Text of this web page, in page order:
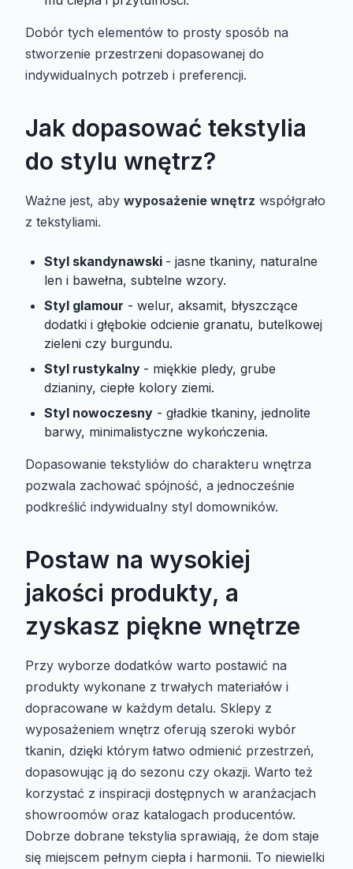
Dobór tych elementów to prosty sposób na
stworzenie przestrzeni dopasowanej do
indywidualnych potrzeb i preferencji.
Jak dopasować tekstylia
do stylu wnętrz?
Ważne jest, aby wyposażenie wnętrz współgrało
z tekstyliami.
Styl skandynawski - jasne tkaniny, naturalne
len i bawełna, subtelne wzory.
Styl glamour - welur, aksamit, błyszczące
dodatki i głębokie odcienie granatu, butelkowej
zieleni czy burgundu.
Styl rustykalny - miękkie pledy, grube
dzianiny, ciepłe kolory ziemi.
Styl nowoczesny - gładkie tkaniny, jednolite
barwy, minimalistyczne wykończenia.
Dopasowanie tekstyliów do charakteru wnętrza
pozwala zachować spójność, a jednocześnie
podkreślić indywidualny styl domowników.
Postaw na wysokiej
jakości produkty, a
zyskasz piękne wnętrze
Przy wyborze dodatków warto postawić na
produkty wykonane z trwałych materiałów i
dopracowane w każdym detalu. Sklepy z
wyposażeniem wnętrz oferują szeroki wybór
tkanin, dzięki którym łatwo odmienić przestrzeń,
dopasowując ją do sezonu czy okazji. Warto też
korzystać z inspiracji dostępnych w aranżacjach
showroomów oraz katalogach producentów.
Dobrze dobrane tekstylia sprawiają, że dom staje
się miejscem pełnym ciepła i harmonii. To niewielki